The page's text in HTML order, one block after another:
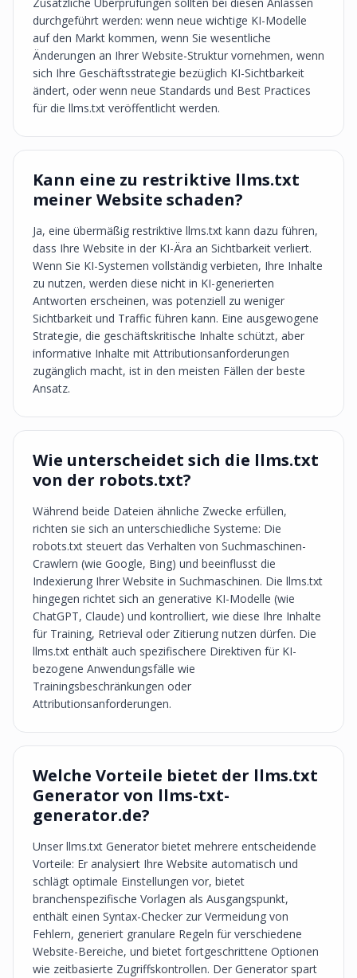
durchgeführt werden: wenn neue wichtige KI-Modelle
auf den Markt kommen, wenn Sie wesentliche
Änderungen an Ihrer Website-Struktur vornehmen, wenn
sich Ihre Geschäftsstrategie bezüglich KI-Sichtbarkeit
ändert, oder wenn neue Standards und Best Practices
für die llms.txt veröffentlicht werden.
Kann eine zu restriktive llms.txt
meiner Website schaden?
Ja, eine übermäßig restriktive llms.txt kann dazu führen,
dass Ihre Website in der KI-Ära an Sichtbarkeit verliert.
Wenn Sie KI-Systemen vollständig verbieten, Ihre Inhalte
zu nutzen, werden diese nicht in KI-generierten
Antworten erscheinen, was potenziell zu weniger
Sichtbarkeit und Traffic führen kann. Eine ausgewogene
Strategie, die geschäftskritische Inhalte schützt, aber
informative Inhalte mit Attributionsanforderungen
zugänglich macht, ist in den meisten Fällen der beste
Ansatz.
Wie unterscheidet sich die llms.txt
von der robots.txt?
Während beide Dateien ähnliche Zwecke erfüllen,
richten sie sich an unterschiedliche Systeme: Die
robots.txt steuert das Verhalten von Suchmaschinen-
Crawlern (wie Google, Bing) und beeinflusst die
Indexierung Ihrer Website in Suchmaschinen. Die llms.txt
hingegen richtet sich an generative KI-Modelle (wie
ChatGPT, Claude) und kontrolliert, wie diese Ihre Inhalte
für Training, Retrieval oder Zitierung nutzen dürfen. Die
llms.txt enthält auch spezifischere Direktiven für KI-
bezogene Anwendungsfälle wie
Trainingsbeschränkungen oder
Attributionsanforderungen.
Welche Vorteile bietet der llms.txt
Generator von llms-txt-
generator.de?
Unser llms.txt Generator bietet mehrere entscheidende
Vorteile: Er analysiert Ihre Website automatisch und
schlägt optimale Einstellungen vor, bietet
branchenspezifische Vorlagen als Ausgangspunkt,
enthält einen Syntax-Checker zur Vermeidung von
Fehlern, generiert granulare Regeln für verschiedene
Website-Bereiche, und bietet fortgeschrittene Optionen
wie zeitbasierte Zugriffskontrollen. Der Generator spart